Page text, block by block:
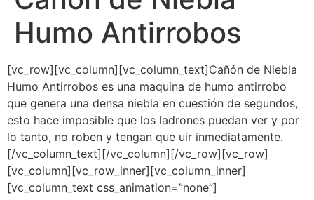
Humo Antirrobos
[vc_row][vc_column][vc_column_text]Cañón de Niebla
Humo Antirrobos es una maquina de humo antirrobo
que genera una densa niebla en cuestión de segundos,
esto hace imposible que los ladrones puedan ver y por
lo tanto, no roben y tengan que uir inmediatamente.
[/vc_column_text][/vc_column][/vc_row][vc_row]
[vc_column][vc_row_inner][vc_column_inner]
[vc_column_text css_animation=”none”]